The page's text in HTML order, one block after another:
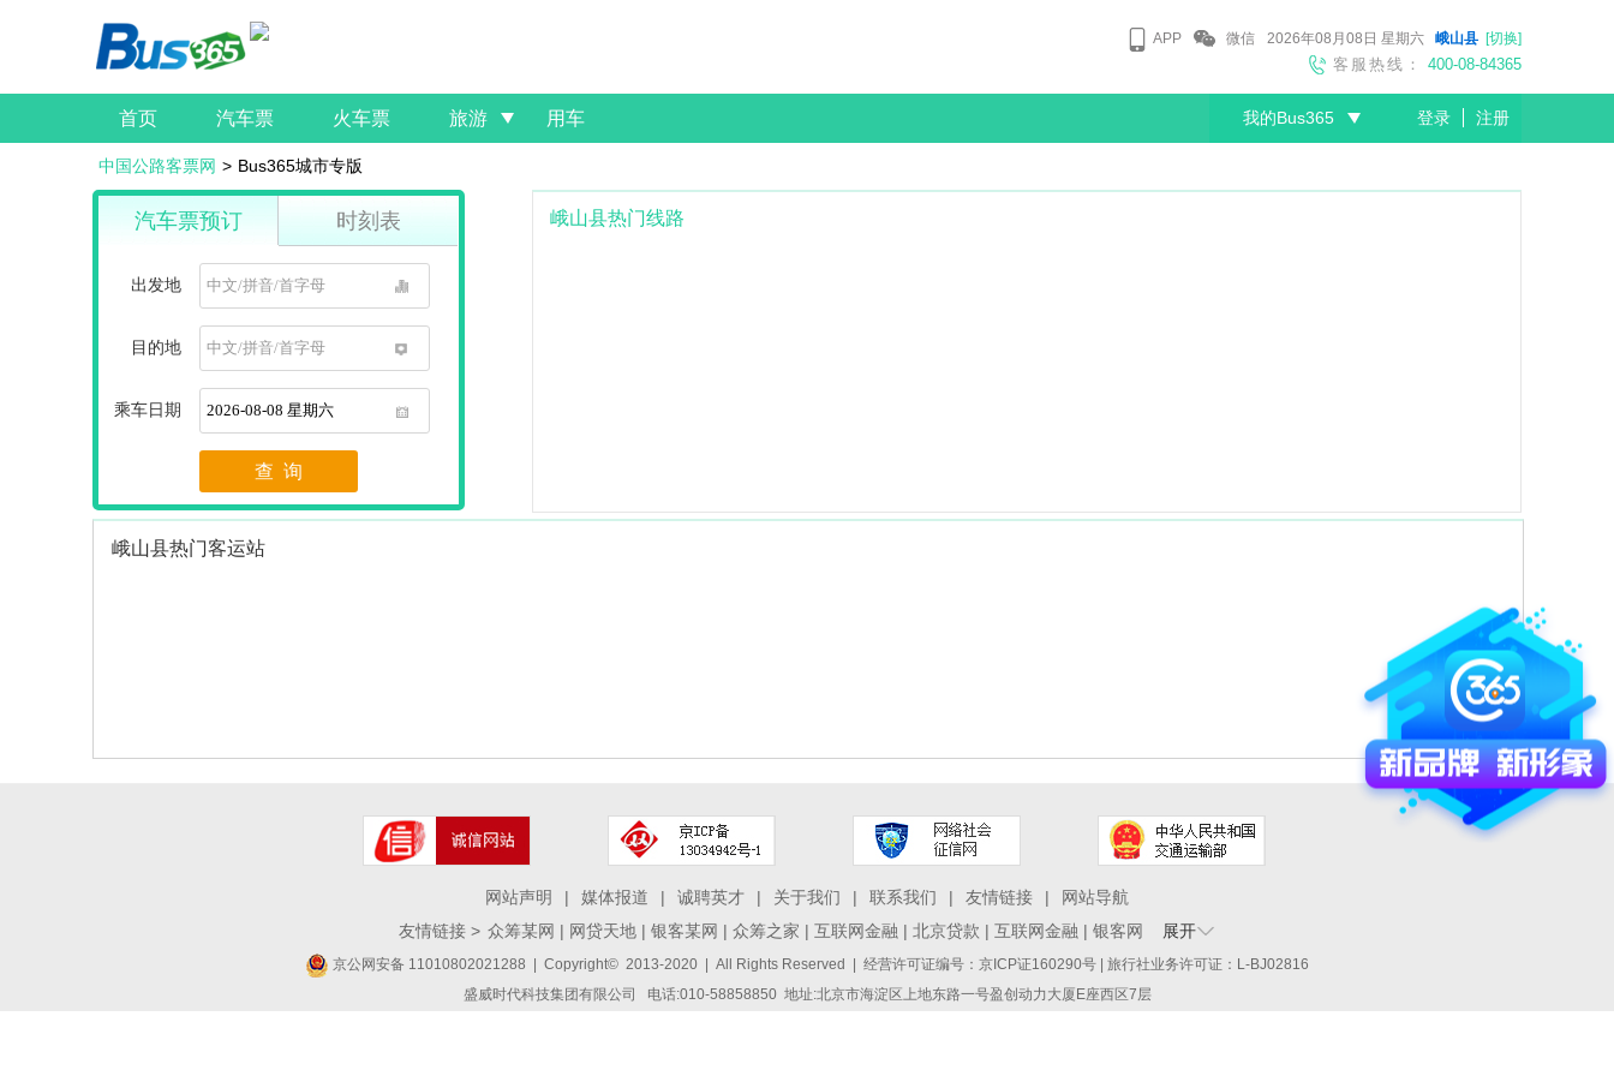
APP 微信 2026年08月08日 星期六 峨山县 [切换]
客服热线： 400-08-84365
首页 汽车票 火车票 旅游 用车 我的Bus365 登录 注册
中国公路客票网 > Bus365城市专版
汽车票预订 时刻表
出发地
目的地
1
乘车日期
1
查 询
峨山县热门线路
峨山县热门客运站
网站声明 | 媒体报道 | 诚聘英才 | 关于我们 | 联系我们 | 友情链接 |
网站导航
友情链接 > 众筹某网 | 网贷天地 | 银客某网 | 众筹之家 | 互联网金融 | 北京贷款 | 互联网金融 | 银客网 展开
京公网安备 11010802021288 | Copyright© 2013-2020 | All Rights Reserved | 经营许可证编号：京ICP证160290号 | 旅行社业务许可证：L-BJ02816
盛威时代科技集团有限公司 电话:010-58858850 地址:北京市海淀区上地东路一号盈创动力大厦E座西区7层